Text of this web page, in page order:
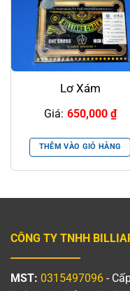
Lơ Xám
Giá: 650,000 ₫
THÊM VÀO GIỎ HÀNG
CÔNG TY TNHH
MST: 0315497096 -